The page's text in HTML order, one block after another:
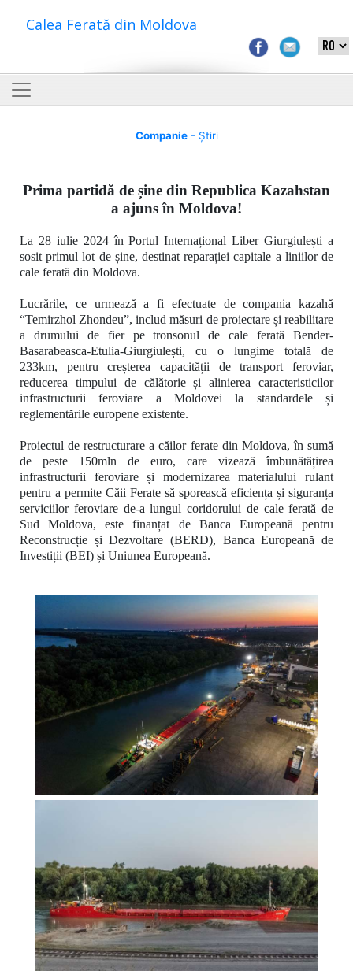
Calea Ferată din Moldova
Companie- Știri
Prima partidă de șine din Republica Kazahstan
a ajuns în Moldova!
La 28 iulie 2024 în Portul Internațional Liber Giurgiulești a
sosit primul lot de șine, destinat reparației capitale a liniilor de
cale ferată din Moldova.
Lucrările, ce urmează a fi efectuate de compania kazahă
“Temirzhol Zhondeu”, includ măsuri de proiectare și reabilitare
a drumului de fier pe tronsonul de cale ferată Bender-
Basarabeasca-Etulia-Giurgiulești, cu o lungime totală de
233km, pentru creșterea capacității de transport feroviar,
reducerea timpului de călătorie și alinierea caracteristicilor
infrastructurii feroviare a Moldovei la standardele și
reglementările europene existente.
Proiectul de restructurare a căilor ferate din Moldova, în sumă
de peste 150mln de euro, care vizează îmbunătățirea
infrastructurii feroviare și modernizarea materialului rulant
pentru a permite Căii Ferate să sporească eficiența și siguranța
serviciilor feroviare de-a lungul coridorului de cale ferată de
Sud Moldova, este finanțat de Banca Europeană pentru
Reconstrucție și Dezvoltare (BERD), Banca Europeană de
Investiții (BEI) și Uniunea Europeană.